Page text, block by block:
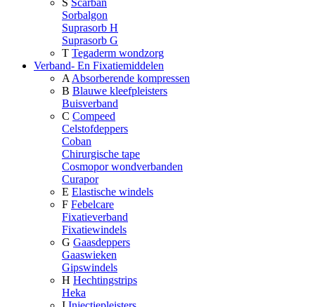
S Scarban
Sorbalgon
Suprasorb H
Suprasorb G
T Tegaderm wondzorg
Verband- En Fixatiemiddelen
A Absorberende kompressen
B Blauwe kleefpleisters
Buisverband
C Compeed
Celstofdeppers
Coban
Chirurgische tape
Cosmopor wondverbanden
Curapor
E Elastische windels
F Febelcare
Fixatieverband
Fixatiewindels
G Gaasdeppers
Gaaswieken
Gipswindels
H Hechtingstrips
Heka